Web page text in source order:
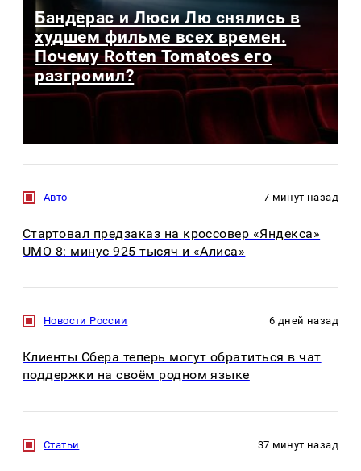
Бандерас и Люси Лю снялись в
худшем фильме всех времен.
Почему Rotten Tomatoes его
разгромил?
Авто 7 минут назад
Стартовал предзаказ на кроссовер «Яндекса»
UMO 8: минус 925 тысяч и «Алиса»
Новости России 6 дней назад
Клиенты Сбера теперь могут обратиться в чат
поддержки на своём родном языке
Статьи 37 минут назад